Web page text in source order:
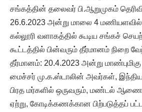
சங்கத்தின் தலைவர் பி.ஆறுமுகம்
26.6.2023 அன்று மாலை 4
கல்லூரி வளாகத்தில் கூடிய சங்கச்
கூட்டத்தில் பின்வரும் தீர்மானம் நிறை
தீர்மானம்: 20.4.2023 அன்று மாண்புமிகு
மைச்சர் மு.க.ஸ்டாலின் அவர்கள்,
பிரத மர்களில் ஒருவரும், மண்டல்
ஏற்று, கோடிக்கணக்கான பிற்படுத்தப்